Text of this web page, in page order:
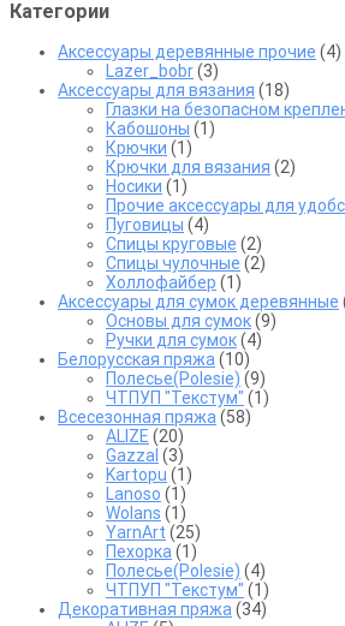
Категории
Аксессуары деревянные прочие (4)
Lazer_bobr(3)
Аксессуары для вязания (18)
Глазки на безопасном
Кабошоны (1)
Крючки (1)
Крючки для вязания (2)
Носики (1)
Прочие аксессуары для
Пуговицы (4)
Спицы круговые (2)
Спицы чулочные (2)
Холлофайбер (1)
Аксессуары для сумок деревянные
Основы для сумок(9)
Ручки для сумок(4)
Белорусская пряжа (10)
Полесье(Polesie) (9)
ЧТПУП "Текстум" (1)
Всесезонная пряжа (58)
ALIZE (20)
Gazzal (3)
Kartopu (1)
Lanoso (1)
Wolans (1)
YarnArt (25)
Пехорка (1)
Полесье(Polesie) (4)
ЧТПУП "Текстум" (1)
Декоративная пряжа (34)